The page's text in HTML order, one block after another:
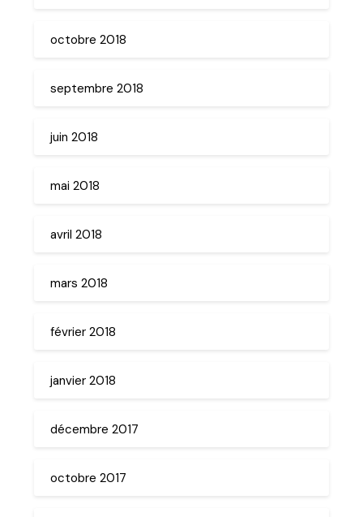
octobre 2018
septembre 2018
juin 2018
mai 2018
avril 2018
mars 2018
février 2018
janvier 2018
décembre 2017
octobre 2017